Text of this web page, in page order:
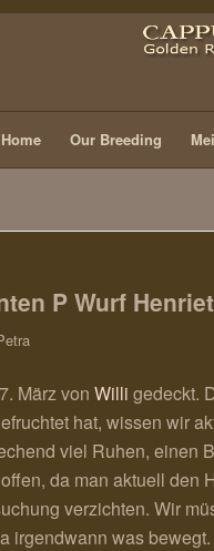
Home Our Breeding
P Wurf
März von Willi gedeckt.
hat, wissen wir
viel Ruhen, einen
da man aktuell
verzichten. Wir
irgendwann was